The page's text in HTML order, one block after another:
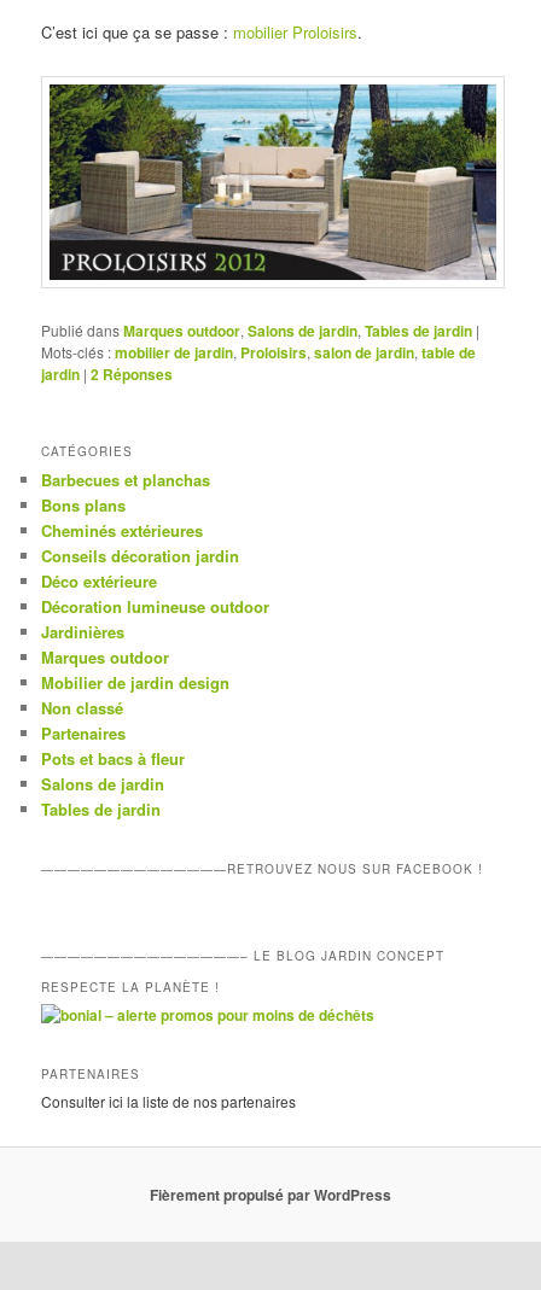
C’est ici que ça se passe : mobilier Proloisirs.
Publié dansMarques outdoor,Salons de jardin,Tables de jardin |
Mots-clés :mobilier de jardin, Proloisirs,salon de jardin,table de
jardin |2 Réponses
CATÉGORIES
Barbecues et planchas
Bons plans
Cheminés extérieures
Conseils décoration jardin
Déco extérieure
Décoration lumineuse outdoor
Jardinières
Marques outdoor
Mobilier de jardin design
Non classé
Partenaires
Pots et bacs à fleur
Salons de jardin
Tables de jardin
——————————————RETROUVEZ NOUS SUR FACEBOOK !
———————————————– LE BLOG JARDIN CONCEPT
RESPECTE LA PLANÈTE !
PARTENAIRES
Consulter ici la liste de nospartenaires
Fièrement propulsé par WordPress